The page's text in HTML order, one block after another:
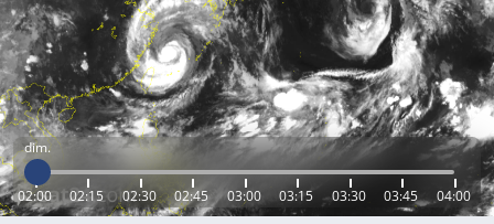
dim.
02:00 02:15 02:30 02:45 03:00 03:15 03:30 03:45 04:00